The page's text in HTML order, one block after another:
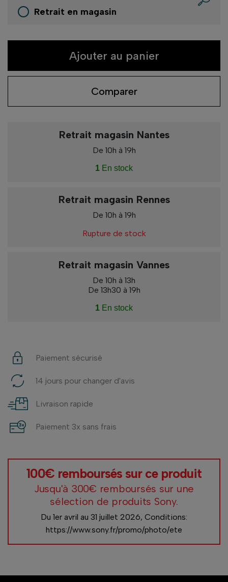
Retrait en magasin
Ajouter au panier
Comparer
Retrait magasin Nantes
De 10h à 19h
1 En stock
Retrait magasin Rennes
De 10h à 19h
Rupture de stock
Retrait magasin Vannes
De 10h à 13h
De 13h30 à 19h
1 En stock
Paiement sécurisé
14 jours pour changer d'avis
Livraison rapide
Paiement 3x sans frais
100€ remboursés sur ce produit
Jusqu'à 300€ remboursés sur une
sélection de produits Sony.
Du 1er avril au 31 juillet 2026​, Conditions:
https://www.sony.fr/promo/photo/ete